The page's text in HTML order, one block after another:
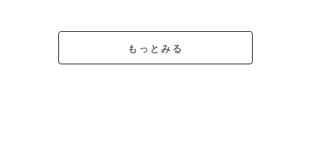
もっとみる